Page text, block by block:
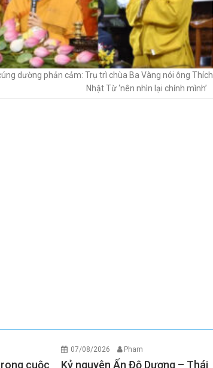
dường phản cảm: Trụ trì chùa Ba Vàng nói ông Тhíсh
Nhật Тừ ‘nên nhìn lại chính mình’
cuộc
07/08/2026 Pham
Kỷ nguyên Ấn Độ Dương – Thái